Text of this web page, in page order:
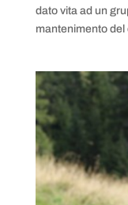
dato vita ad un
mantenimento del